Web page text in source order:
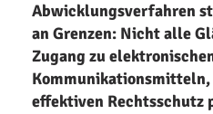
Abwicklungsverfahren
an Grenzen: Nicht alle
Zugang zu
effektiven Rechtsschutz